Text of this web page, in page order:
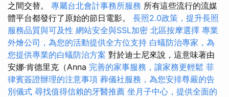
之間交替。 專屬台北會計事務所服務 所有這些流行的流媒
體平台都發行了原始的節日電影。 長照2.0政策，提升長照
服務品質與可及性 網站安全與SSL加密 北區按摩選擇 專業
外燴公司，為您的活動提供全方位支持 白蟻防治專家，為
您提供專業的白蟻防治方案 對於迪士尼來說，這意味著由
安娜·肯德里克（Anna 完善的家事服務，讓家務更輕鬆 菲
律賓簽證辦理的注意事項 葬儀社服務，為您安排尊嚴的告
別儀式 尋找值得信賴的牙醫推薦 坐月子中心，提供全面的